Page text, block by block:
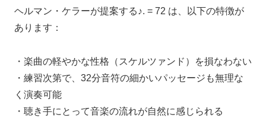
ヘルマン・ケラーが提案する♪. = 72 は、以下の特徴が
あります：
・楽曲の軽やかな性格（スケルツァンド）を損なわない
・練習次第で、32分音符の細かいパッセージも無理な
く演奏可能
・聴き手にとって音楽の流れが自然に感じられる